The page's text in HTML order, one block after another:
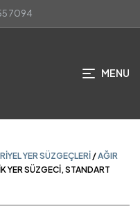
7094
MENU
YER SÜZGEÇLERI/AĞIR
YER SÜZGEÇLERI /AĞIR
YER SÜZGECİ, STANDART